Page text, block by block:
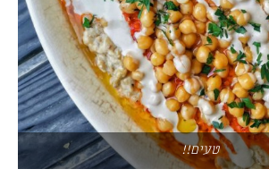
טעים!!